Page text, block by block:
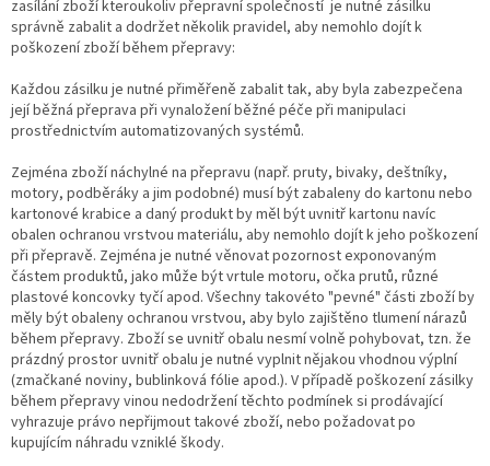
zasílání zboží kteroukoliv přepravní společností je nutné zásilku
správně zabalit a dodržet několik pravidel, aby nemohlo dojít k
poškození zboží během přepravy:
Každou zásilku je nutné přiměřeně zabalit tak, aby byla zabezpečena
její běžná přeprava při vynaložení běžné péče při manipulaci
prostřednictvím automatizovaných systémů.
Zejména zboží náchylné na přepravu (např. pruty, bivaky, deštníky,
motory, podběráky a jim podobné) musí být zabaleny do kartonu nebo
kartonové krabice a daný produkt by měl být uvnitř kartonu navíc
obalen ochranou vrstvou materiálu, aby nemohlo dojít k jeho poškození
při přepravě. Zejména je nutné věnovat pozornost exponovaným
částem produktů, jako může být vrtule motoru, očka prutů, různé
plastové koncovky tyčí apod. Všechny takovéto "pevné" části zboží by
měly být obaleny ochranou vrstvou, aby bylo zajištěno tlumení nárazů
během přepravy. Zboží se uvnitř obalu nesmí volně pohybovat, tzn. že
prázdný prostor uvnitř obalu je nutné vyplnit nějakou vhodnou výplní
(zmačkané noviny, bublinková fólie apod.). V případě poškození zásilky
během přepravy vinou nedodržení těchto podmínek si prodávající
vyhrazuje právo nepřijmout takové zboží, nebo požadovat po
kupujícím náhradu vzniklé škody.